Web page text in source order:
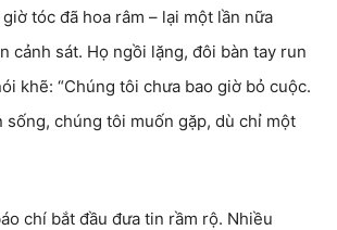
tóc đã hoa râm – lại một lần nữa
cảnh sát. Họ ngồi lặng, đôi bàn tay run
khẽ: “Chúng tôi chưa bao giờ bỏ cuộc.
sống, chúng tôi muốn gặp, dù chỉ một
chí bắt đầu đưa tin rầm rộ. Nhiều